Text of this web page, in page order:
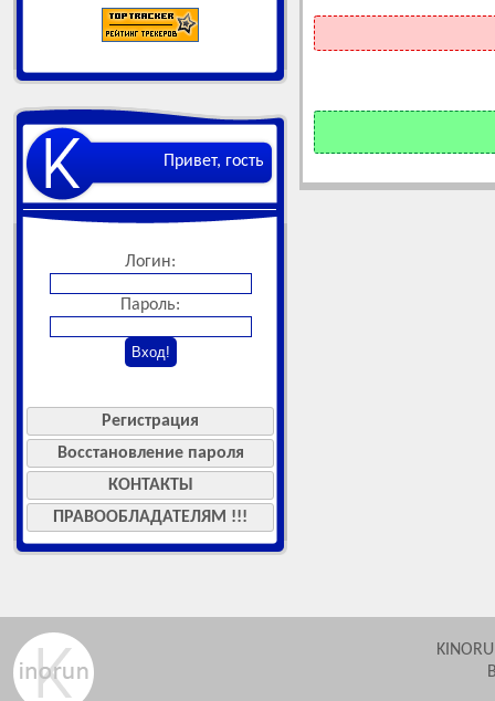
Привет, гость
Логин:
Пароль:
Регистрация
Восстановление пароля
КОНТАКТЫ
ПРАВООБЛАДАТЕЛЯМ !!!